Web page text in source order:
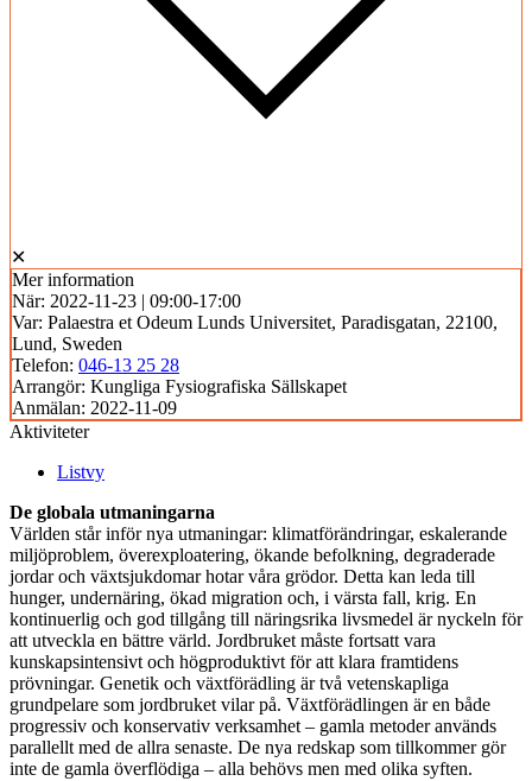
✕
Mer information
När: 2022-11-23 | 09:00-17:00
Var: Palaestra et Odeum Lunds Universitet, Paradisgatan, 22100,
Lund, Sweden
Telefon: 046-13 25 28
Arrangör: Kungliga Fysiografiska Sällskapet
Anmälan: 2022-11-09
Aktiviteter
Listvy
De globala utmaningarna
Världen står inför nya utmaningar: klimatförändringar, eskalerande
miljöproblem, överexploatering, ökande befolkning, degraderade
jordar och växtsjukdomar hotar våra grödor. Detta kan leda till
hunger, undernäring, ökad migration och, i värsta fall, krig. En
kontinuerlig och god tillgång till näringsrika livsmedel är nyckeln för
att utveckla en bättre värld. Jordbruket måste fortsatt vara
kunskapsintensivt och högproduktivt för att klara framtidens
prövningar. Genetik och växtförädling är två vetenskapliga
grundpelare som jordbruket vilar på. Växtförädlingen är en både
progressiv och konservativ verksamhet – gamla metoder används
parallellt med de allra senaste. De nya redskap som tillkommer gör
inte de gamla överflödiga – alla behövs men med olika syften.